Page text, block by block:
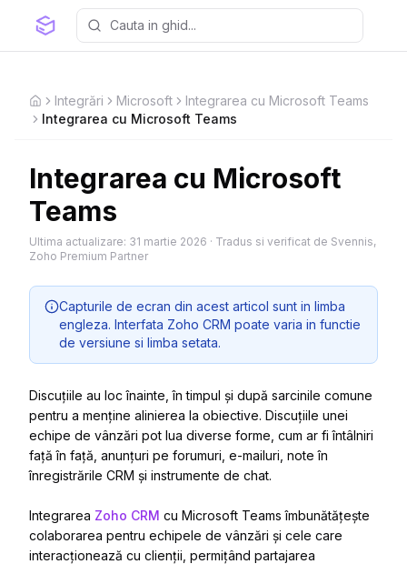
HomeIntegrări Microsoft
Integrarea cu Microsoft Teams
Integrarea cu Microsoft Teams
Integrarea cu Microsoft
Teams
Ultima actualizare: 31 martie 2026 · Tradus si verificat de Svennis,
Zoho Premium Partner
Capturile de ecran din acest articol sunt in limba
engleza. Interfata Zoho CRM poate varia in functie
de versiune si limba setata.
Discuțiile au loc înainte, în timpul și după sarcinile comune
pentru a menține alinierea la obiective. Discuțiile unei
echipe de vânzări pot lua diverse forme, cum ar fi întâlniri
față în față, anunțuri pe forumuri, e-mailuri, note în
înregistrările CRM și instrumente de chat.
Integrarea Zoho CRM cu Microsoft Teams îmbunătățește
colaborarea pentru echipele de vânzări și cele care
interacționează cu clienții, permițând partajarea